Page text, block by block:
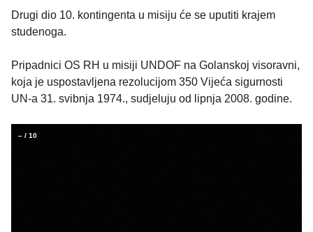
Drugi dio 10. kontingenta u misiju će se uputiti krajem
studenoga.
Pripadnici OS RH u misiji UNDOF na Golanskoj visoravni,
koja je uspostavljena rezolucijom 350 Vijeća sigurnosti
UN-a 31. svibnja 1974., sudjeluju od lipnja 2008. godine.
– / 10